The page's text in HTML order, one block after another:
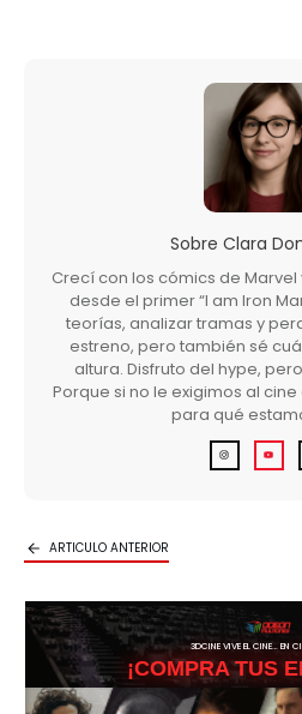
Sobre Clara
Crecí con los cómics de
desde el primer “I am Iron
teorías, analizar tramas y
estreno, pero también sé
altura. Disfruto del hype,
Porque si no le exigimos al
para qué
ARTICULO ANTERIOR
3DCINE VIVE EL CINE… EN
¡COMPRA TUS